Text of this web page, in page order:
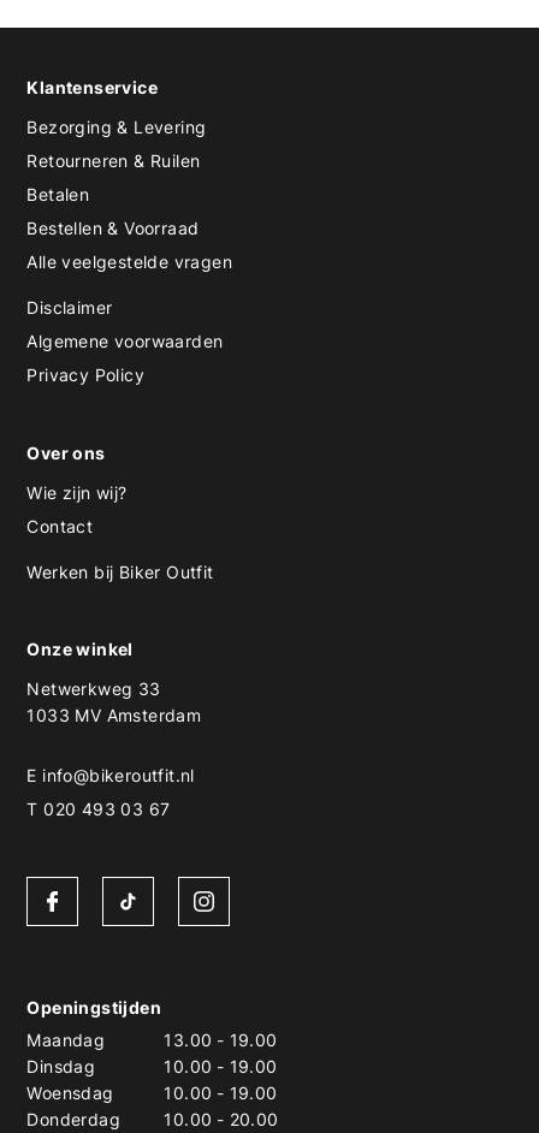
Klantenservice
Bezorging & Levering
Retourneren & Ruilen
Betalen
Bestellen & Voorraad
Alle veelgestelde vragen
Disclaimer
Algemene voorwaarden
Privacy Policy
Over ons
Wie zijn wij?
Contact
Werken bij Biker Outfit
Onze winkel
Netwerkweg 33
1033 MV Amsterdam
E info@bikeroutfit.nl
T 020 493 03 67
Openingstijden
Maandag
13.00 - 19.00
Dinsdag
10.00 - 19.00
Woensdag
10.00 - 19.00
Donderdag
10.00 - 20.00